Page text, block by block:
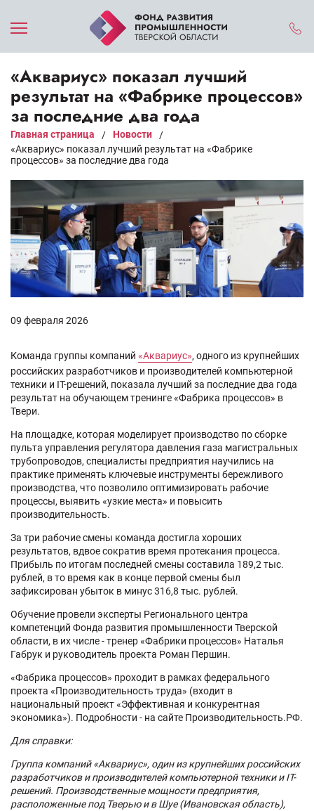
«Аквариус» показал лучший
результат на «Фабрике процессов»
за последние два года
Главная страница / Новости
/
«Аквариус» показал лучший результат на «Фабрике
процессов» за последние два года
09 февраля 2026
Команда группы компаний «Аквариус», одного из крупнейших
российских разработчиков и производителей компьютерной
техники и IT-решений, показала лучший за последние два года
результат на обучающем тренинге «Фабрика процессов» в
Твери.
На площадке, которая моделирует производство по сборке
пульта управления регулятора давления газа магистральных
трубопроводов, специалисты предприятия научились на
практике применять ключевые инструменты бережливого
производства, что позволило оптимизировать рабочие
процессы, выявить «узкие места» и повысить
производительность.
За три рабочие смены команда достигла хороших
результатов, вдвое сократив время протекания процесса.
Прибыль по итогам последней смены составила 189,2 тыс.
рублей, в то время как в конце первой смены был
зафиксирован убыток в минус 316,8 тыс. рублей.
Обучение провели эксперты Регионального центра
компетенций Фонда развития промышленности Тверской
области, в их числе - тренер «Фабрики процессов» Наталья
Габрук и руководитель проекта Роман Першин.
«Фабрика процессов» проходит в рамках федерального
проекта «Производительность труда» (входит в
национальный проект «Эффективная и конкурентная
экономика»). Подробности - на сайте Производительность.РФ.
Для справки:
Группа компаний «Аквариус», один из крупнейших российских
разработчиков и производителей компьютерной техники и IT-
решений. Производственные мощности предприятия,
расположенные под Тверью и в Шуе (Ивановская область),